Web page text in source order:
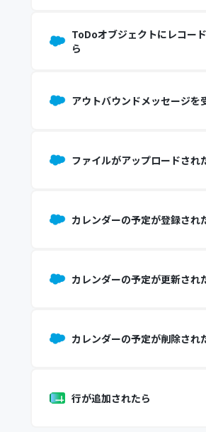
ToDoオブジェクトにレコー
ら
アウトバウンドメッセージを
ファイルがアップロードされ
カレンダーの予定が登録され
カレンダーの予定が更新され
カレンダーの予定が削除され
行が追加されたら